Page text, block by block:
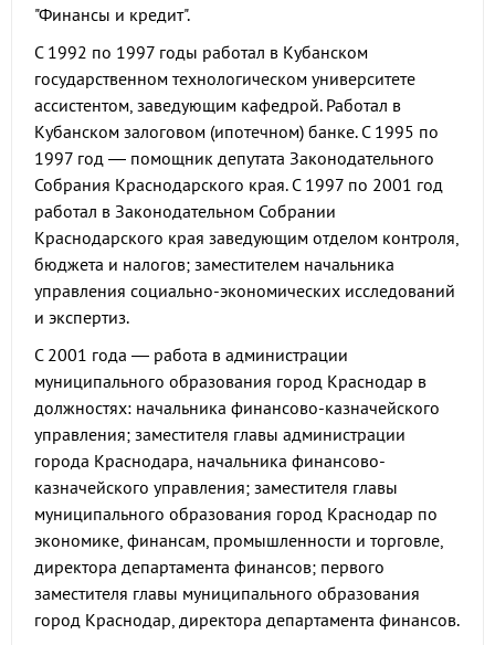
"Финансы и кредит".
С 1992 по 1997 годы работал в Кубанском
государственном технологическом университете
ассистентом, заведующим кафедрой. Работал в
Кубанском залоговом (ипотечном) банке. С 1995 по
1997 год — помощник депутата Законодательного
Собрания Краснодарского края. С 1997 по 2001 год
работал в Законодательном Собрании
Краснодарского края заведующим отделом контроля,
бюджета и налогов; заместителем начальника
управления социально-экономических исследований
и экспертиз.
С 2001 года — работа в администрации
муниципального образования город Краснодар в
должностях: начальника финансово-казначейского
управления; заместителя главы администрации
города Краснодара, начальника финансово-
казначейского управления; заместителя главы
муниципального образования город Краснодар по
экономике, финансам, промышленности и торговле,
директора департамента финансов; первого
заместителя главы муниципального образования
город Краснодар, директора департамента финансов.